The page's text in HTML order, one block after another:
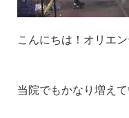
こんにちは！オリエ
当院でもかなり増え